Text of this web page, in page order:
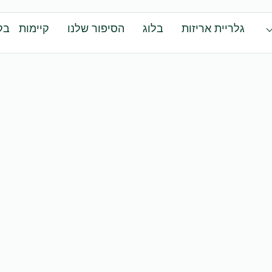
גלריית אריזות בלוג הסיפור שלנו קיימות